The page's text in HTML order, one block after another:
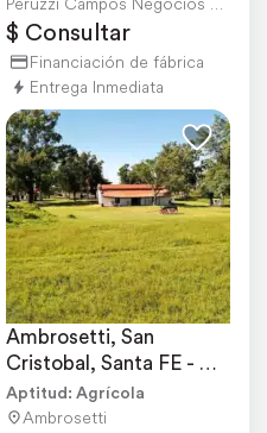
$ Consultar
Financiación de fábrica
Entrega Inmediata
Ambrosetti, San
Cristobal, Santa FE -
2.948 Ha
Aptitud: Agrícola
Ambrosetti